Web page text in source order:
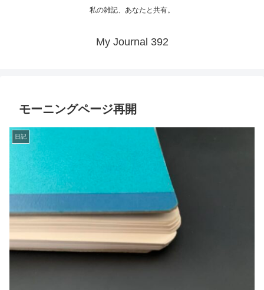
私の雑記、あなたと共有。
My Journal 392
モーニングページ再開
日記